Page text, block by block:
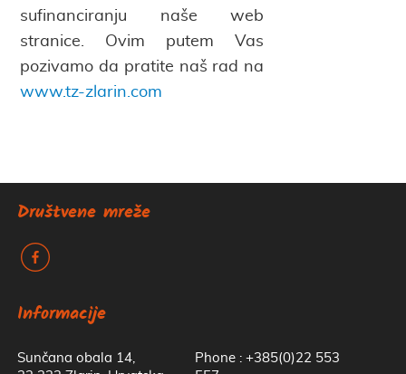
sufinanciranju naše web
stranice. Ovim putem Vas
pozivamo da pratite naš rad na
www.tz-zlarin.com
Društvene mreže
k
Informacije
Sunčana obala 14,
Phone : +385(0)22 553